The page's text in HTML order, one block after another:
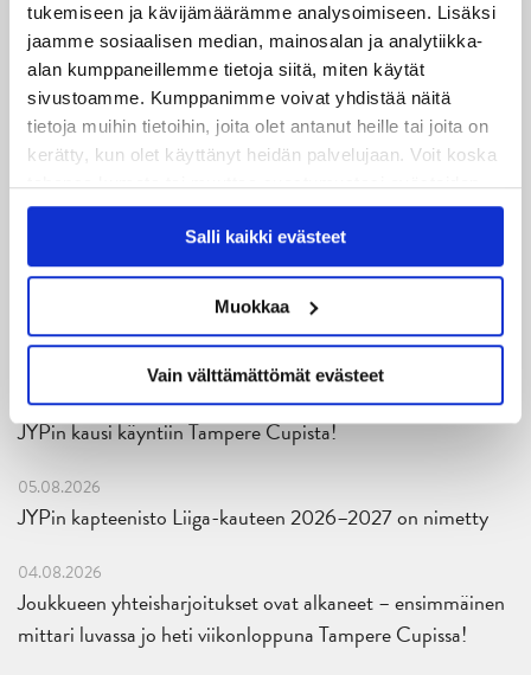
tukemiseen ja kävijämäärämme analysoimiseen. Lisäksi
jaamme sosiaalisen median, mainosalan ja analytiikka-
alan kumppaneillemme tietoja siitä, miten käytät
sivustoamme. Kumppanimme voivat yhdistää näitä
tietoja muihin tietoihin, joita olet antanut heille tai joita on
kerätty, kun olet käyttänyt heidän palvelujaan. Voit koska
tahansa kumota tai muuttaa suostumustasi evästeiden
käytöstäEvästeet-sivultamme.
Salli kaikki evästeet
Muokkaa
Vain välttämättömät evästeet
Uusimmat
08.08.2026
Turnausraportti: JYP juhlii seurahistorian ensimmäistä
Tampere Cupin voittoa!
06.08.2026
JYPin kausi käyntiin Tampere Cupista!
05.08.2026
JYPin kapteenisto Liiga-kauteen 2026–2027 on nimetty
04.08.2026
Joukkueen yhteisharjoitukset ovat alkaneet – ensimmäinen
mittari luvassa jo heti viikonloppuna Tampere Cupissa!